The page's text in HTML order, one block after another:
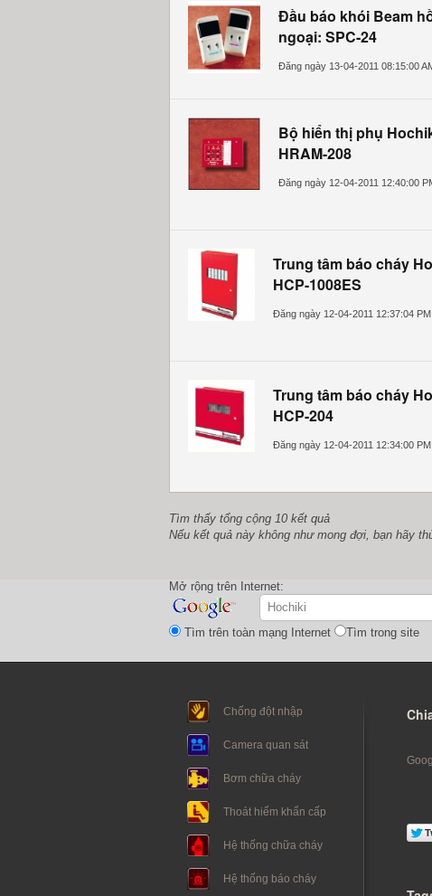
Đầu báo khói Beam
ngoại: SPC-24
Đăng ngày 13-04-2011 08:15:00
Bộ hiển thị phụ
HRAM-208
Đăng ngày 12-04-2011 12:40:00
Trung tâm báo cháy
HCP-1008ES
Đăng ngày 12-04-2011 12:37:04 PM
Trung tâm báo cháy
HCP-204
Đăng ngày 12-04-2011 12:34:00 PM
Tìm thấy tổng cộng 10 kết quả
Nếu kết quả này không như mong đợi, bạn hãy
Mở rộng trên Internet:
Tìm trên toàn mạng Internet
Tìm trong site
Chống đột nhập
Camera quan sát
Bơm chữa cháy
Thoát hiểm khẩn cấp
Hệ thống chữa cháy
Hệ thống báo cháy